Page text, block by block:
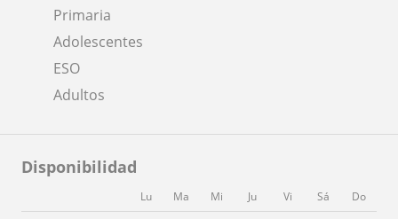
Primaria
Adolescentes
ESO
Adultos
Disponibilidad
Lu Ma Mi Ju Vi Sá Do